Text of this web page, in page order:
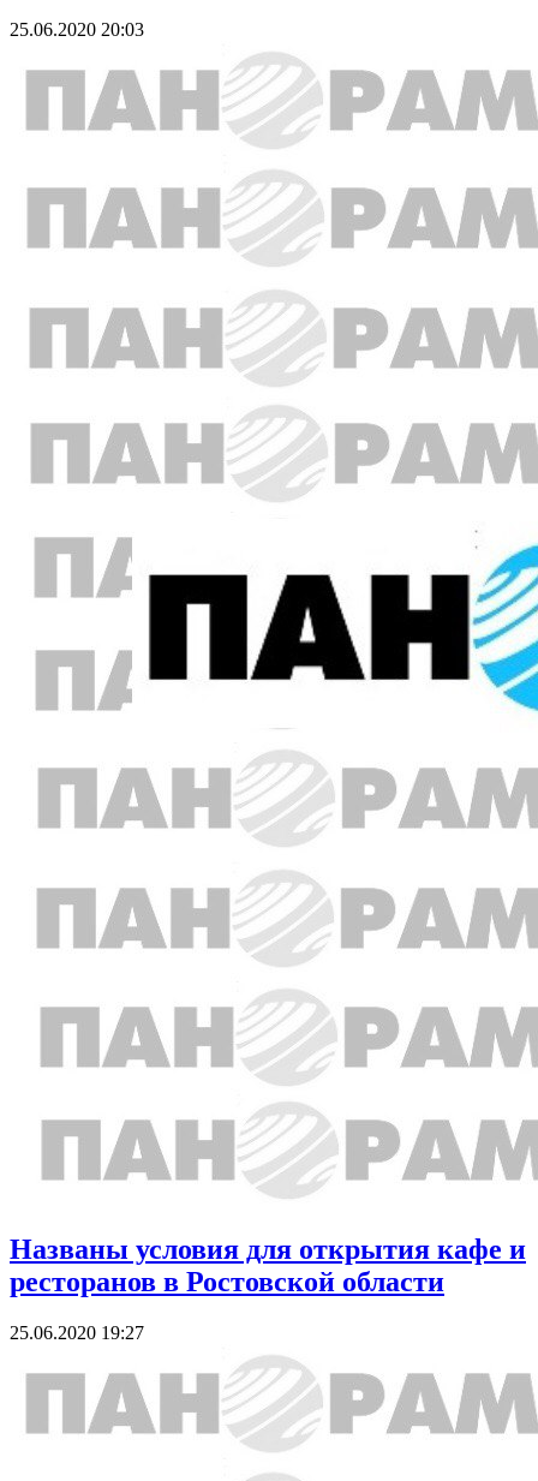
25.06.2020 20:03
Названы условия для открытия кафе и
ресторанов в Ростовской области
25.06.2020 19:27